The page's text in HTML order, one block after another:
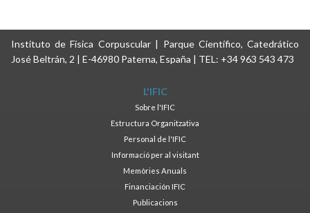
Instituto de Física Corpuscular | Parque Científico, Catedrático
José Beltrán, 2 | E-46980 Paterna, España | TEL: +34 963 543 473
L'IFIC
Sobre l'IFIC
Estructura Organitzativa
Personal de l'IFIC
Informació per al visitant
Memòries Anuals
Financiación IFIC
Publicacions